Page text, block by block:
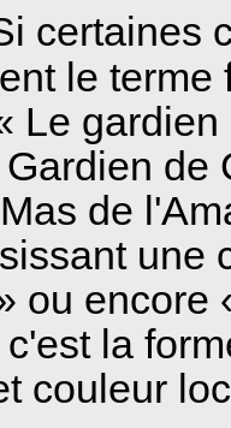
certaines
le
Le
de
de
une
ou encore
la
couleur